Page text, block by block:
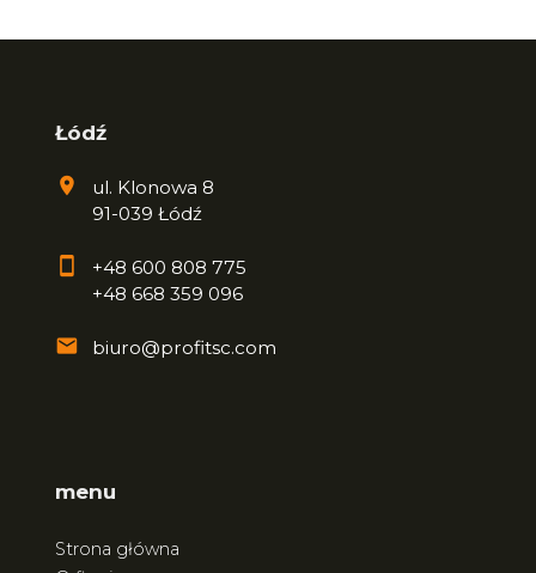
Łódź
ul. Klonowa 8
91-039 Łódź
+48 600 808 775
+48 668 359 096
biuro@profitsc.com
menu
Strona główna